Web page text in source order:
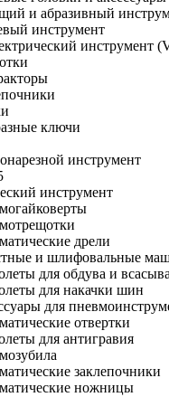
и абразивный
инструмент
инструмент
ключи
инструмент
инструмент
дрели
и шлифовальные
для обдува и
для накачки шин
для
отвертки
для антигравия
заклепочники
ножницы